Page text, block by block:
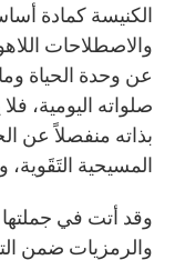
الكنيسة كمادة
والاصطلاحات
عن وحدة الحياة
صلواته اليومية،
بذاته منفصلاً عن
المسيحية التَقَوية،
وقد أتت في جملتها
والرمزيات ضمن